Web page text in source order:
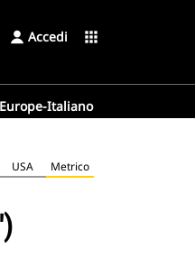
Accedi apps
Europe-Italiano
USA Metrico